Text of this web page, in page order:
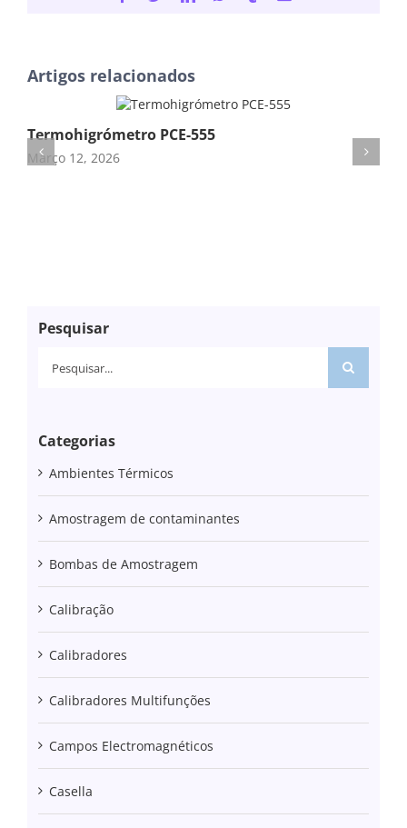
Artigos relacionados
Termohigrómetro PCE-555
Março 12, 2026
Pesquisar
Pesquisar
Categorias
Ambientes Térmicos
Amostragem de contaminantes
Bombas de Amostragem
Calibração
Calibradores
Calibradores Multifunções
Campos Electromagnéticos
Casella